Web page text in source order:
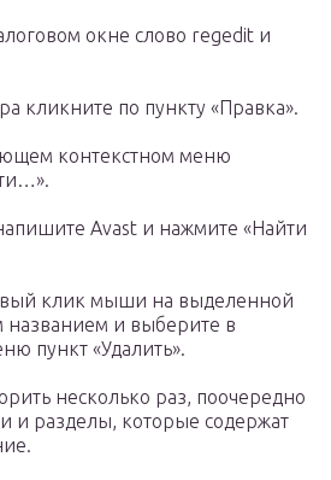
окне слово regedit и
кликните по пункту «Правка».
контекстном меню
Avast и нажмите «Найти
клик мыши на выделенной
названием и выберите в
пункт «Удалить».
несколько раз, поочередно
и разделы, которые содержат